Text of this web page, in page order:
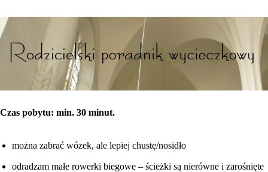
Czas pobytu: min. 30 minut.
można zabrać wózek, ale lepiej chustę/nosidło
odradzam małe rowerki biegowe – ścieżki są nierówne i zarośnięte